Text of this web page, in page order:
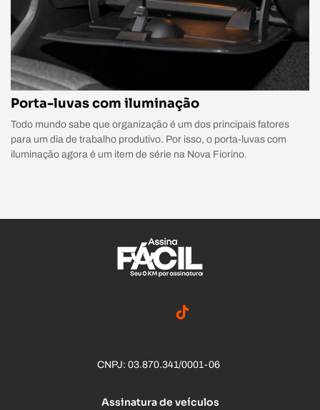
Porta-luvas com iluminação
Todo mundo sabe que organização é um dos principais fatores
para um dia de trabalho produtivo. Por isso, o porta-luvas com
iluminação agora é um item de série na Nova Fiorino.
CNPJ: 03.870.341/0001-06
Assinatura de veículos